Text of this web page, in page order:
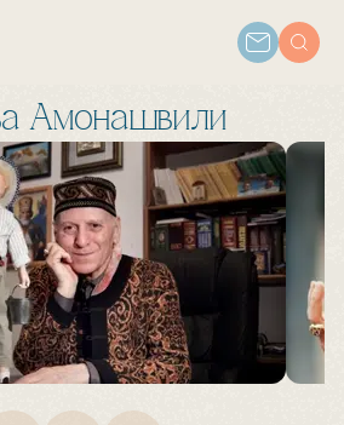
Амонашвили